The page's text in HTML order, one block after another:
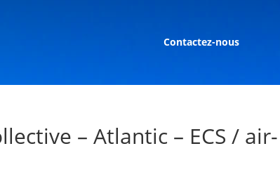
Contactez-nous
– Atlantic – ECS / air-